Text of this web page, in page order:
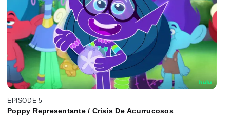
EPISODE 5
Poppy Representante / Crisis De Acurrucosos